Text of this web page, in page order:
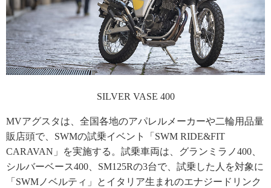
SILVER VASE 400
MVアグスタは、全国各地のアパレルメーカーや二輪用品量
販店頭で、SWMの試乗イベント「SWM RIDE&FIT
CARAVAN」を実施する。試乗車両は、グランミラノ400、
シルバーベース400、SM125Rの3台で、試乗した人を対象に
「SWMノベルティ」とイタリア生まれのエナジードリンク